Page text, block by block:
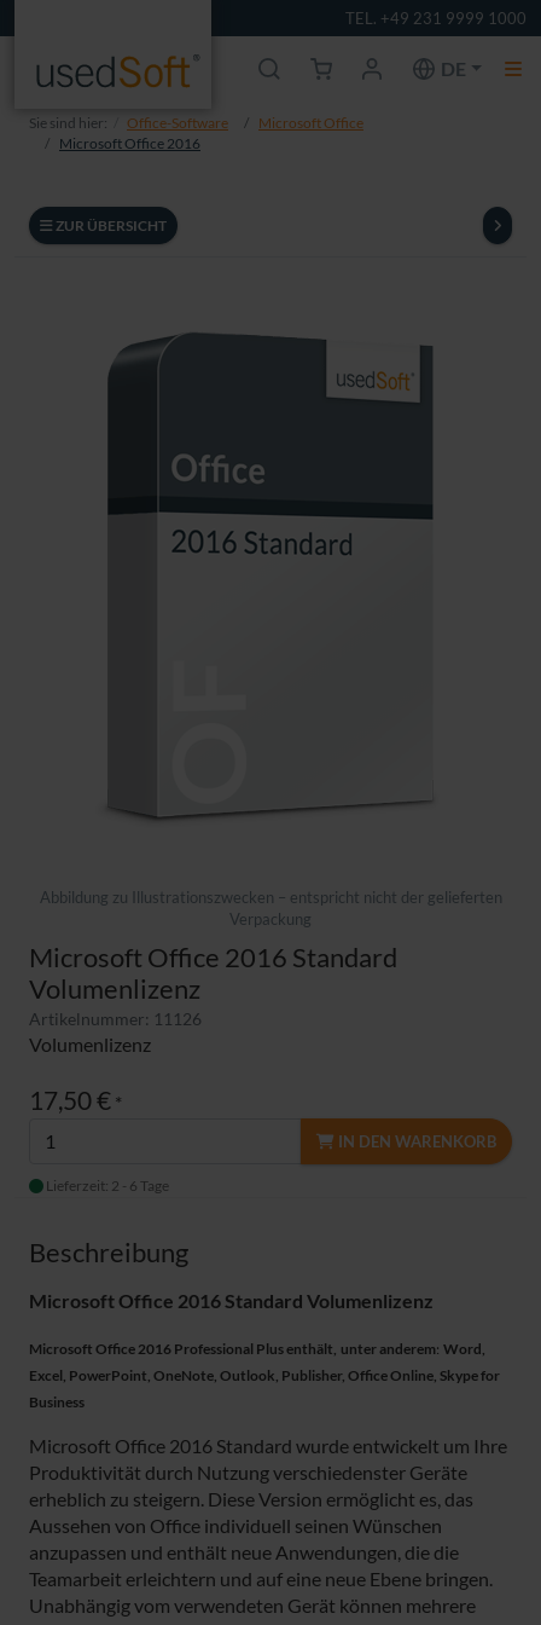
TEL. +49 231 9999 1000
DE
Sie sind hier: Office-Software
Microsoft Office
Microsoft Office 2016
ZUR ÜBERSICHT
Abbildung zu Illustrationszwecken – entspricht nicht der gelieferten
Verpackung
Microsoft Office 2016 Standard
Volumenlizenz
Artikelnummer: 11126
Volumenlizenz
17,50 € *
IN DEN WARENKORB
Lieferzeit: 2 - 6 Tage
Beschreibung
Microsoft Office 2016 Standard Volumenlizenz
Microsoft Office 2016 Professional Plus enthält, unter anderem: Word,
Excel, PowerPoint, OneNote, Outlook, Publisher, Office Online, Skype for
Business
Microsoft Office 2016 Standard wurde entwickelt um Ihre
Produktivität durch Nutzung verschiedenster Geräte
erheblich zu steigern. Diese Version ermöglicht es, das
Aussehen von Office individuell seinen Wünschen
anzupassen und enthält neue Anwendungen, die die
Teamarbeit erleichtern und auf eine neue Ebene bringen.
Unabhängig vom verwendeten Gerät können mehrere